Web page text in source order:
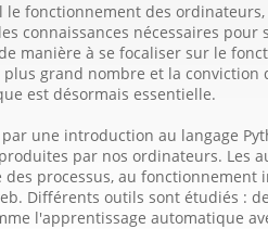
fonctionnement des
connaissances nécessaires pour
manière à se focaliser sur le
grand nombre et la conviction
est désormais essentielle.
une introduction au langage
par nos ordinateurs. Les
processus, au fonctionnement
Différents outils sont étudiés :
l'apprentissage automatique